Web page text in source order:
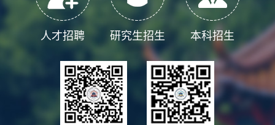
本科招生
研究生招生
人才招聘